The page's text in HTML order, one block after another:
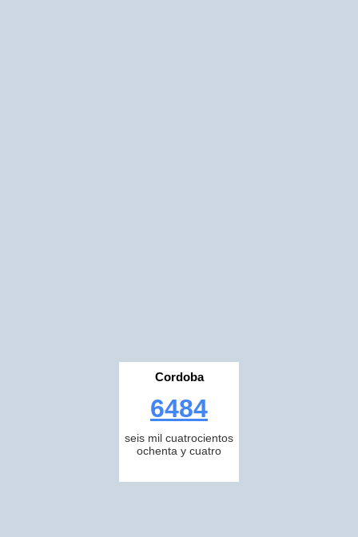
Cordoba
6484
seis mil cuatrocientos
ochenta y cuatro